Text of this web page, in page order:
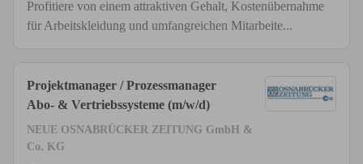
Profitiere von einem attraktiven Gehalt, Kostenübernahme
für Arbeitskleidung und umfangreichen Mitarbeite...
Projektmanager / Prozessmanager
Abo- & Vertriebssysteme (m/w/d)
NEUE OSNABRÜCKER ZEITUNG GmbH &
Co. KG